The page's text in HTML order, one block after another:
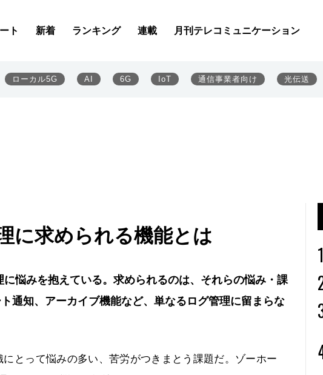
ト 新着 ランキング 連載 月刊テレコミュニケーション
ローカル5G AI 6G IoT 通信事業者向け 光伝送
に求められる機能とは
悩みを抱えている。求められるのは、それらの悩み・課
通知、アーカイブ機能など、単なるログ管理に留まらな
とって悩みの多い、苦労がつきまとう課題だ。ゾーホー